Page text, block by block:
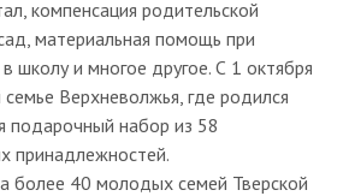
компенсация родительской
материальная помощь при
школу и многое другое. С 1 октября
Верхневолжья, где родился
подарочный набор из 58
принадлежностей.
более 40 молодых семей Тверской